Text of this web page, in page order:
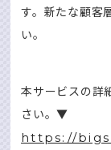
す。新たな顧客
い。
本サービスの詳
さい。▼
https://